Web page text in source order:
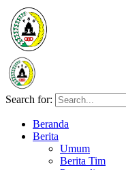
Search for:
Beranda
Berita
Umum
Berita Tim